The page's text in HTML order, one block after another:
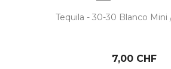
Tequila - 30-30 Blanco Mini
7,00 CHF